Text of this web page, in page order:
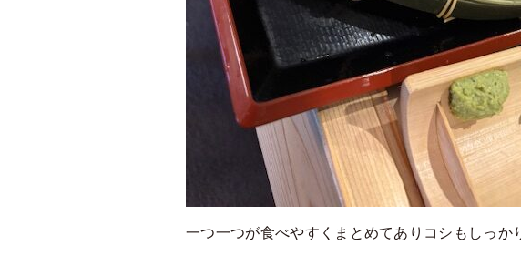
一つ一つが食べやすくまとめてありコシもしっか